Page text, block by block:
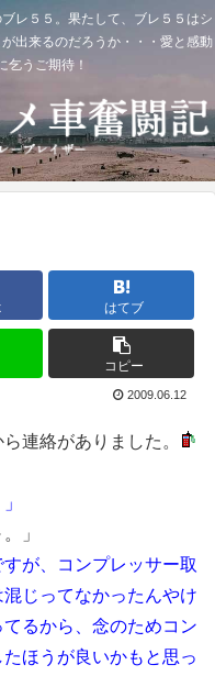
レ５５。果たして、ブレ５５はシ
出来るのだろうか・・・愛と感動
乞うご期待！
はてブ
コピー
2009.06.12
連絡がありました。
」
が、コンプレッサー取
じってなかったんやけ
るから、念のためコン
ほうが良いかもと思っ